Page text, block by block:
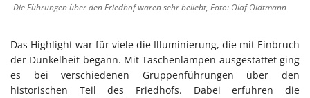
Die Führungen über den Friedhof waren sehr beliebt, Foto: Olaf Oidtmann
Das Highlight war für viele die Illuminierung, die mit Einbruch
der Dunkelheit begann. Mit Taschenlampen ausgestattet ging
es bei verschiedenen Gruppenführungen über den
historischen Teil des Friedhofs. Dabei erfuhren die